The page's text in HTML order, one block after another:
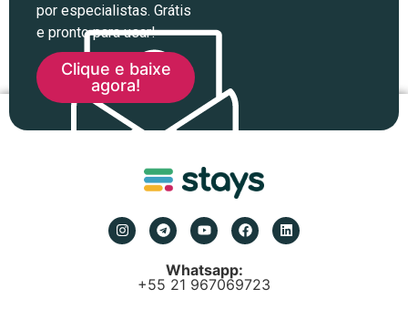
por especialistas. Grátis
e pronto para usar!
Clique e baixe
agora!
Whatsapp:
+55 21 967069723